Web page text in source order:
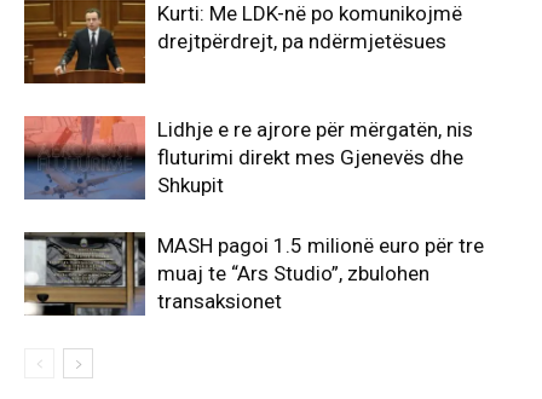
Kurti: Me LDK-në po komunikojmë
drejtpërdrejt, pa ndërmjetësues
Lidhje e re ajrore për mërgatën, nis
fluturimi direkt mes Gjenevës dhe
Shkupit
MASH pagoi 1.5 milionë euro për tre
muaj te “Ars Studio”, zbulohen
transaksionet